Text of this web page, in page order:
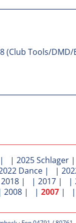
| | 2025 Schlager
Dance | |
2018 | | 2017 | |
2008 | | 2007 | |